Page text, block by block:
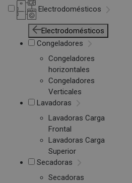
Electrodomésticos
Electrodomésticos
Congeladores
Congeladores
horizontales
Congeladores
Verticales
Lavadoras
Lavadoras Carga
Frontal
Lavadoras Carga
Superior
Secadoras
Secadoras